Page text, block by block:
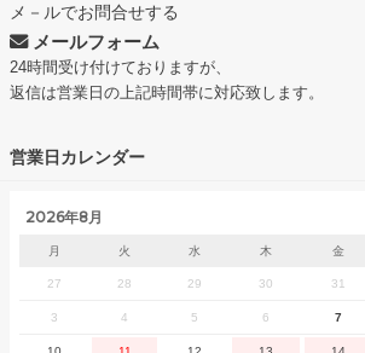
メ－ルでお問合せする
メールフォーム
24時間受け付けておりますが、
返信は営業日の上記時間帯に対応致します。
営業日カレンダー
2026年8月
月 火 水 木 金
27 28 29 30 31
3 4 5 6 7